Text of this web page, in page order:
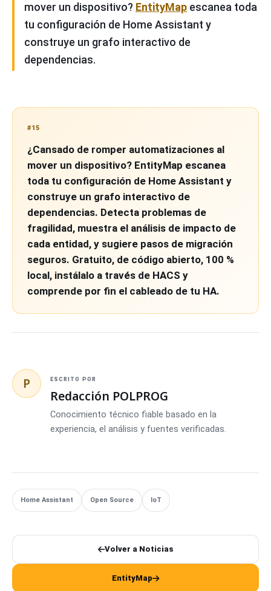
mover un dispositivo? EntityMap escanea toda
tu configuración de Home Assistant y
construye un grafo interactivo de
dependencias.
#15
¿Cansado de romper automatizaciones al
mover un dispositivo? EntityMap escanea
toda tu configuración de Home Assistant y
construye un grafo interactivo de
dependencias. Detecta problemas de
fragilidad, muestra el análisis de impacto de
cada entidad, y sugiere pasos de migración
seguros. Gratuito, de código abierto, 100 %
local, instálalo a través de HACS y
comprende por fin el cableado de tu HA.
P ESCRITO POR
Redacción POLPROG
Conocimiento técnico fiable basado en la
experiencia, el análisis y fuentes verificadas.
Home Assistant Open Source IoT
Volver a Noticias
EntityMap